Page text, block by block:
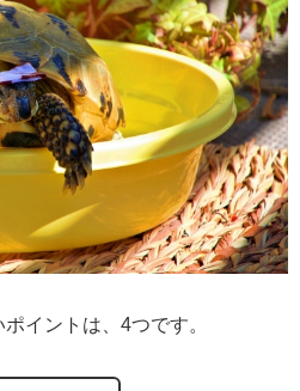
イントは、4つです。